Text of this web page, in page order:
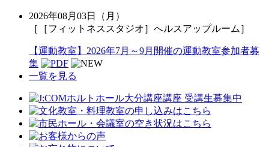
2026年08月03日（月）
［［フィットネススタジオ］へルスアップルーム］
【運動教室】2026年7月～9月開催の運動教室参加者募
集
一覧を見る